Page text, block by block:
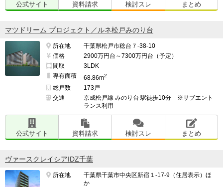
公式サイト 資料請求 検討スレ まとめ
マツドリーム プロジェクト／ルネ松戸みのり台
所在地
千葉県松戸市稔台７-38-10
価格
2900万円台～7300万円台（予定）
間取
3LDK
専有面積
68.86m2
総戸数
173戸
交通
京成松戸線 みのり台 駅徒歩10分 ※サブエント
ランス利用
公式サイト 資料請求 検討スレ まとめ
ヴァースクレイシアIDZ千葉
所在地
千葉県千葉市中央区新宿１-17-9（住居表示）ほ
か